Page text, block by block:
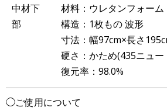
中材下
部
材料：ウレタンフォーム
構造：1枚もの 波形
寸法：幅97cm×長さ
硬さ：かため(435ニュー
復元率：98.0%
◯ご使用について